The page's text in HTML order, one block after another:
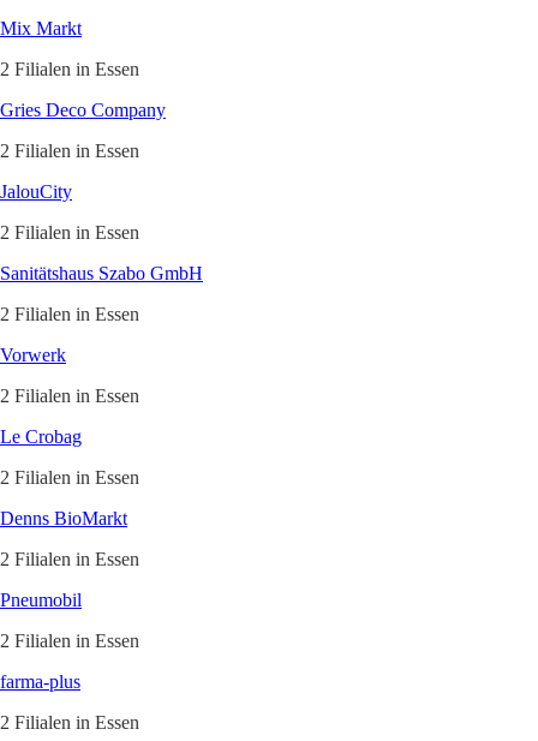
Mix Markt
2 Filialen in Essen
Gries Deco Company
2 Filialen in Essen
JalouCity
2 Filialen in Essen
Sanitätshaus Szabo GmbH
2 Filialen in Essen
Vorwerk
2 Filialen in Essen
Le Crobag
2 Filialen in Essen
Denns BioMarkt
2 Filialen in Essen
Pneumobil
2 Filialen in Essen
farma-plus
2 Filialen in Essen